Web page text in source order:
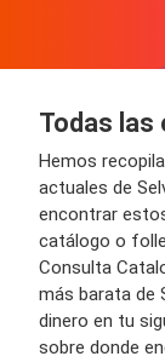
Todas las
Hemos
actuales de
encontrar
catálogo o
Consulta
más barata de
dinero en tu
sobre donde